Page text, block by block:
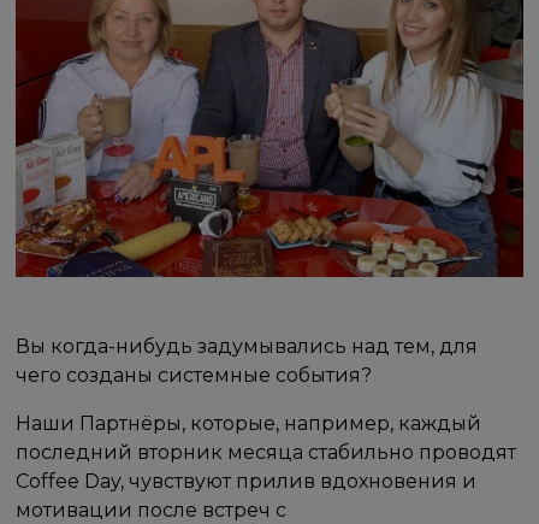
Вы когда-нибудь задумывались над тем, для
чего созданы системные события?
Наши Партнёры, которые, например, каждый
последний вторник месяца стабильно проводят
Coffee Day, чувствуют прилив вдохновения и
мотивации после встреч с